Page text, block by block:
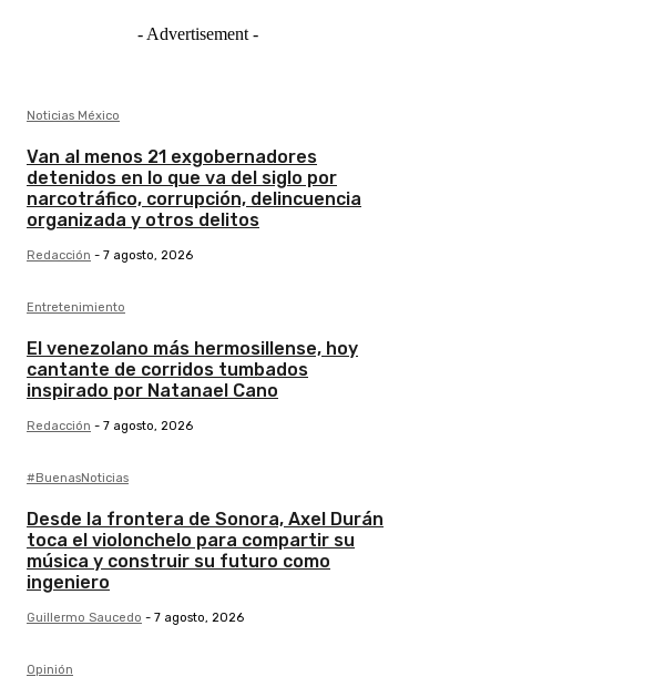
- Advertisement -
Noticias México
Van al menos 21 exgobernadores
detenidos en lo que va del siglo por
narcotráfico, corrupción, delincuencia
organizada y otros delitos
Redacción - 7 agosto, 2026
Entretenimiento
El venezolano más hermosillense, hoy
cantante de corridos tumbados
inspirado por Natanael Cano
Redacción - 7 agosto, 2026
#BuenasNoticias
Desde la frontera de Sonora, Axel Durán
toca el violonchelo para compartir su
música y construir su futuro como
ingeniero
Guillermo Saucedo - 7 agosto, 2026
Opinión